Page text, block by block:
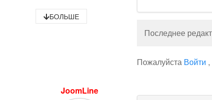
БОЛЬШЕ
Последнее
Пожалуйста Войти
JoomLine